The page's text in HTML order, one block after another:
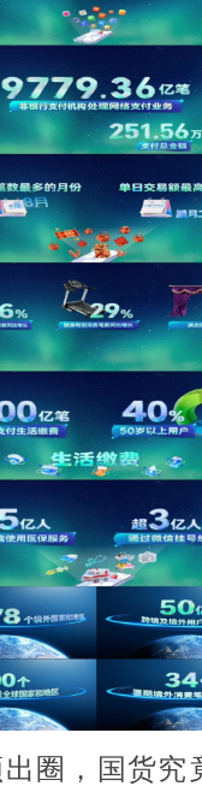
，国货究